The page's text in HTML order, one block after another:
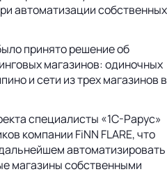
автоматизации собственных
принято решение об
магазинов: одиночных
и сети из трех магазинов в
специалисты «1С-Рарус»
компании FiNN FLARE, что
автоматизировать
магазины собственными